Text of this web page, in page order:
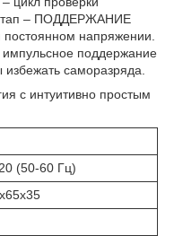
этап – ПОДДЕРЖАНИЕ
напряжении.
поддержание
саморазряда.
с интуитивно простым
(50-60 Гц)